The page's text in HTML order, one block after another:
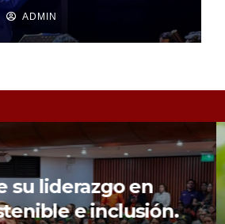
ADMIN
la protección de sus
con la compra de